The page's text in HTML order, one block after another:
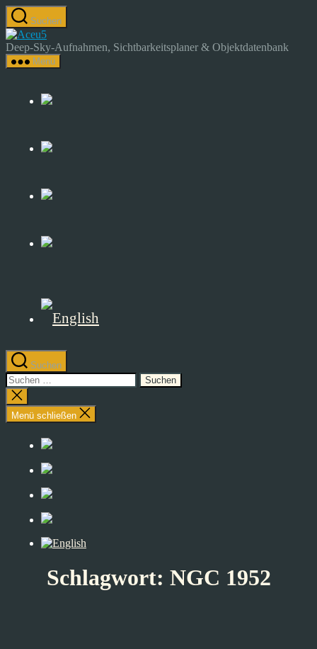
Zum
Inhalt
springen
Suchen
Astrocamp
–
Astrofotografie
Sky-
Deep-Sky-Aufnahmen, Sichtbarkeitsplaner & Objektdatenbank
Menü
Suchen
Suchen
nach:
Suche
schließen
Menü schließen
Schlagwort: NGC 1952